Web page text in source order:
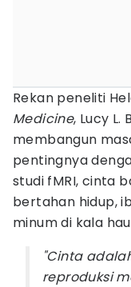
Rekan peneliti
Medicine, Lucy
membangun
pentingnya
studi fMRI, cinta
bertahan hidup,
minum di kala
"Cinta
reproduksi